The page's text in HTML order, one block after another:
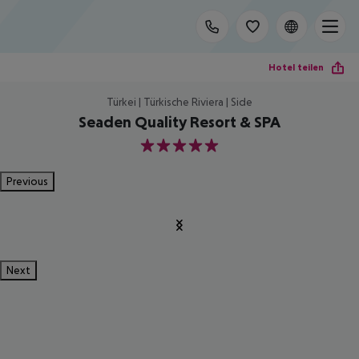
Hotel teilen
Türkei | Türkische Riviera | Side
Seaden Quality Resort & SPA
5
Previous
Next